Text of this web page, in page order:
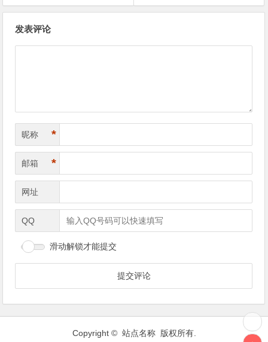
发表评论
昵称 *
邮箱 *
网址
QQ
滑动解锁才能提交
Copyright © 站点名称 版权所有.